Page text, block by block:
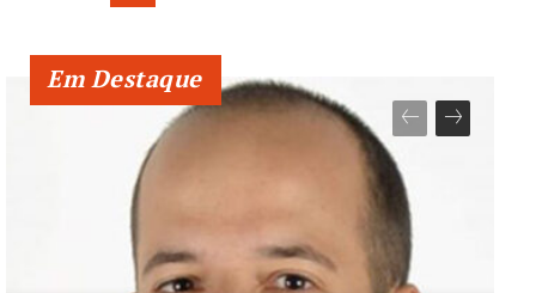
Em Destaque